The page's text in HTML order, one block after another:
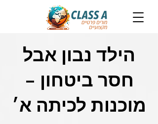
הילד נבון אבל
חסר ביטחון –
מוכנות לכיתה א׳